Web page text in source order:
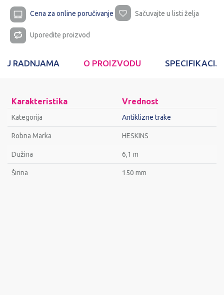
Cena za online poručivanje Sačuvajte u listi želja
Uporedite proizvod
U RADNJAMA O PROIZVODU
Karakteristika Vrednost
Kategorija Antiklizne trake
Robna Marka HESKINS
Dužina 6,1 m
Širina 150 mm